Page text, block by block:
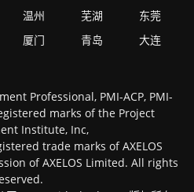
温州 芜湖
东莞
厦门 青岛 大连
Professional, PMI-ACP, PMI-
marks of the Project
Institute, Inc,
trade marks of AXELOS
of AXELOS Limited. All rights